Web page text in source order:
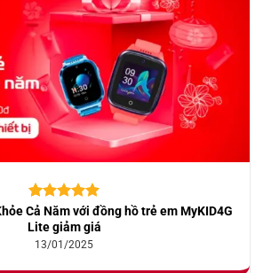
5.00trên 5
dựa trên
10
đánh giá
Cả Năm với đồng hồ trẻ em MyKID4G
Lite giảm giá
13/01/2025